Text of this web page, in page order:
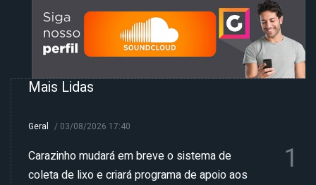
Mais Lidas
Geral / 03/08/2026 17:40
Carazinho mudará em breve o sistema de
coleta de lixo e criará programa de apoio aos
1